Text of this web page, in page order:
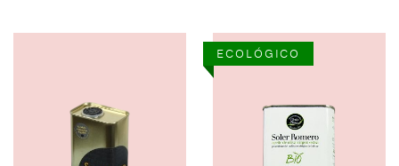
ECOLÓGICO